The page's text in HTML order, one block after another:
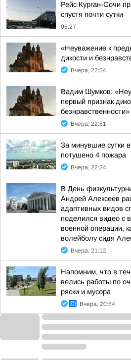
Рейс Курган-Сочи
спустя почти сутки
06:27
«Неуважение к
дикости и
Вчера, 22:54
Вадим Шумков:
первый признак
безнравственности»
Вчера, 22:51
За минувшие сутки
потушено 4 пожара
Вчера, 22:24
В День
Андрей Алексеев
адаптивных видов
поделился видео с
военной операции,
волейболу сидя
Вчера, 21:12
Напомним, что в
велись работы по
ряски и мусора
Вчера, 20:54